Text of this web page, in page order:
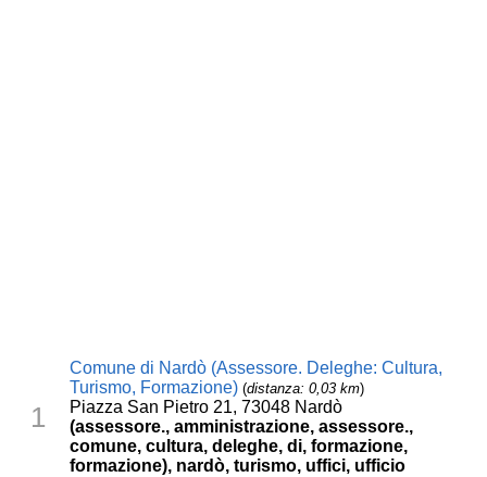
1
Comune di Nardò (Assessore. Deleghe: Cultura,
Turismo, Formazione) (distanza: 0,03 km)
Piazza San Pietro 21, 73048 Nardò
(assessore., amministrazione, assessore.,
comune, cultura, deleghe, di, formazione,
formazione), nardò, turismo, uffici, ufficio